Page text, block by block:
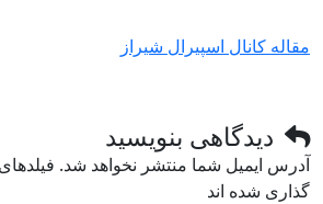
مقاله کانال اسپیرال شیراز
دیدگاهی بنویسید
آدرس ایمیل شما منتشر نخواهد شد.
گذاری شده اند